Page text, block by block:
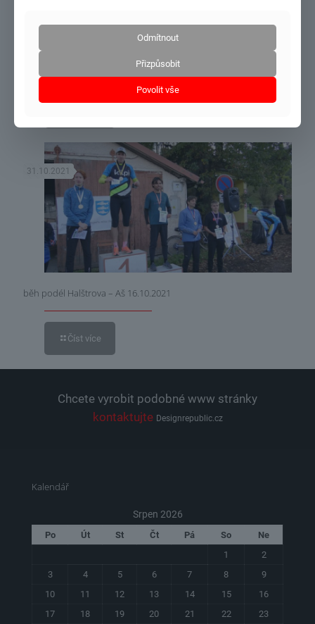
soustředění podzimní Domažlice 26.10.÷30.10.2021
31.10.2021
běh podél Halštrova – Aš 16.10.2021
Číst více
Chcete vyrobit podobné www stránky
kontaktujte Designrepublic.cz
Kalendář
Srpen 2026
Po Út St Čt Pá So
Ne
1
2
3
4 5 6 7 8
9
10
11 12 13 14 15
16
17
18 19 20 21 22
23
Odmítnout
Přizpůsobit
Povolit vše